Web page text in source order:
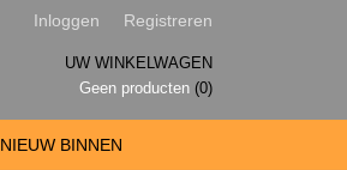
Inloggen Registreren
UW WINKELWAGEN
Geen producten (0)
NIEUW BINNEN